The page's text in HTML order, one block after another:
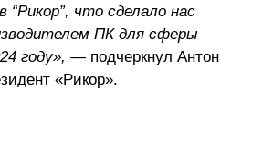
что сделало нас
ПК для сферы
году», — подчеркнул Антон
«Рикор».